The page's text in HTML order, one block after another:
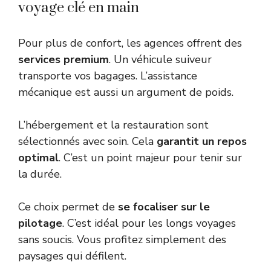
voyage clé en main
Pour plus de confort, les agences offrent des
services premium. Un véhicule suiveur
transporte vos bagages. L’assistance
mécanique est aussi un argument de poids.
L’hébergement et la restauration sont
sélectionnés avec soin. Cela garantit un repos
optimal. C’est un point majeur pour tenir sur
la durée.
Ce choix permet de se focaliser sur le
pilotage. C’est idéal pour les longs voyages
sans soucis. Vous profitez simplement des
paysages qui défilent.